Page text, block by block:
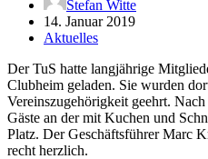
Stefan Witte
14. Januar 2019
Aktuelles
Der TuS hatte langjährige
Clubheim geladen. Sie wurden
Vereinszugehörigkeit geehrt.
Gäste an der mit Kuchen und
Platz. Der Geschäftsführer Marc
recht herzlich.